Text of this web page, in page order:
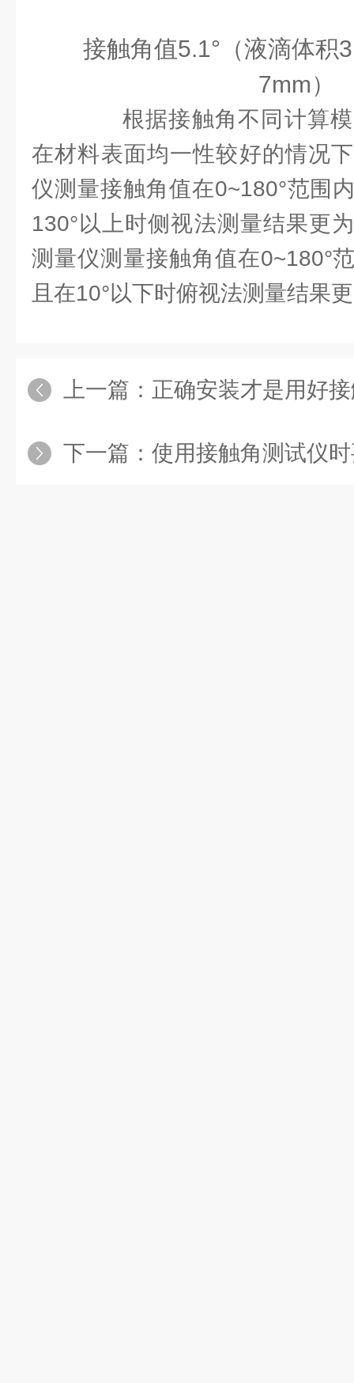
接触角值5.1°（液滴体积3
7mm）
根据接触角不同计算模
在材料表面均一性较好的情况
仪测量接触角值在0~180°范围
130°以上时侧视法测量结果更
测量仪测量接触角值在0~180°
且在10°以下时俯视法测量结果
上一篇： 正确安装才是用好
下一篇： 使用接触角测试仪时要